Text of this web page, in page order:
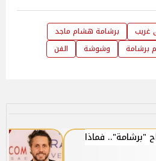
برشامة هشام ماجد
برشامة وشوشة الفن
فماذا